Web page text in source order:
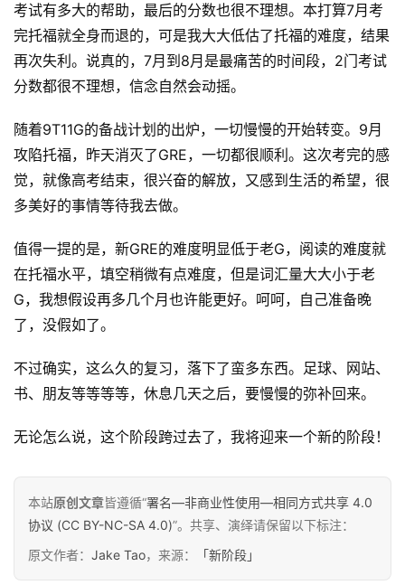
创
栏
行
动
考试有多大的帮助，最后的分数也很不理想。本打算7月考
完托福就全身而退的，可是我大大低估了托福的难度，结果
再次失利。说真的，7月到8月是最痛苦的时间段，2门考试
分数都很不理想，信念自然会动摇。
随着9T11G的备战计划的出炉，一切慢慢的开始转变。9月
攻陷托福，昨天消灭了GRE，一切都很顺利。这次考完的感
觉，就像高考结束，很兴奋的解放，又感到生活的希望，很
多美好的事情等待我去做。
值得一提的是，新GRE的难度明显低于老G，阅读的难度就
在托福水平，填空稍微有点难度，但是词汇量大大小于老
G，我想假设再多几个月也许能更好。呵呵，自己准备晚
了，没假如了。
不过确实，这么久的复习，落下了蛮多东西。足球、网站、
书、朋友等等等等，休息几天之后，要慢慢的弥补回来。
无论怎么说，这个阶段跨过去了，我将迎来一个新的阶段！
本站原创文章皆遵循“署名—非商业性使用—相同方式共享 4.0
协议 (CC BY-NC-SA 4.0)”。共享、演绎请保留以下标注：
原文作者： Jake Tao，来源： 「新阶段」